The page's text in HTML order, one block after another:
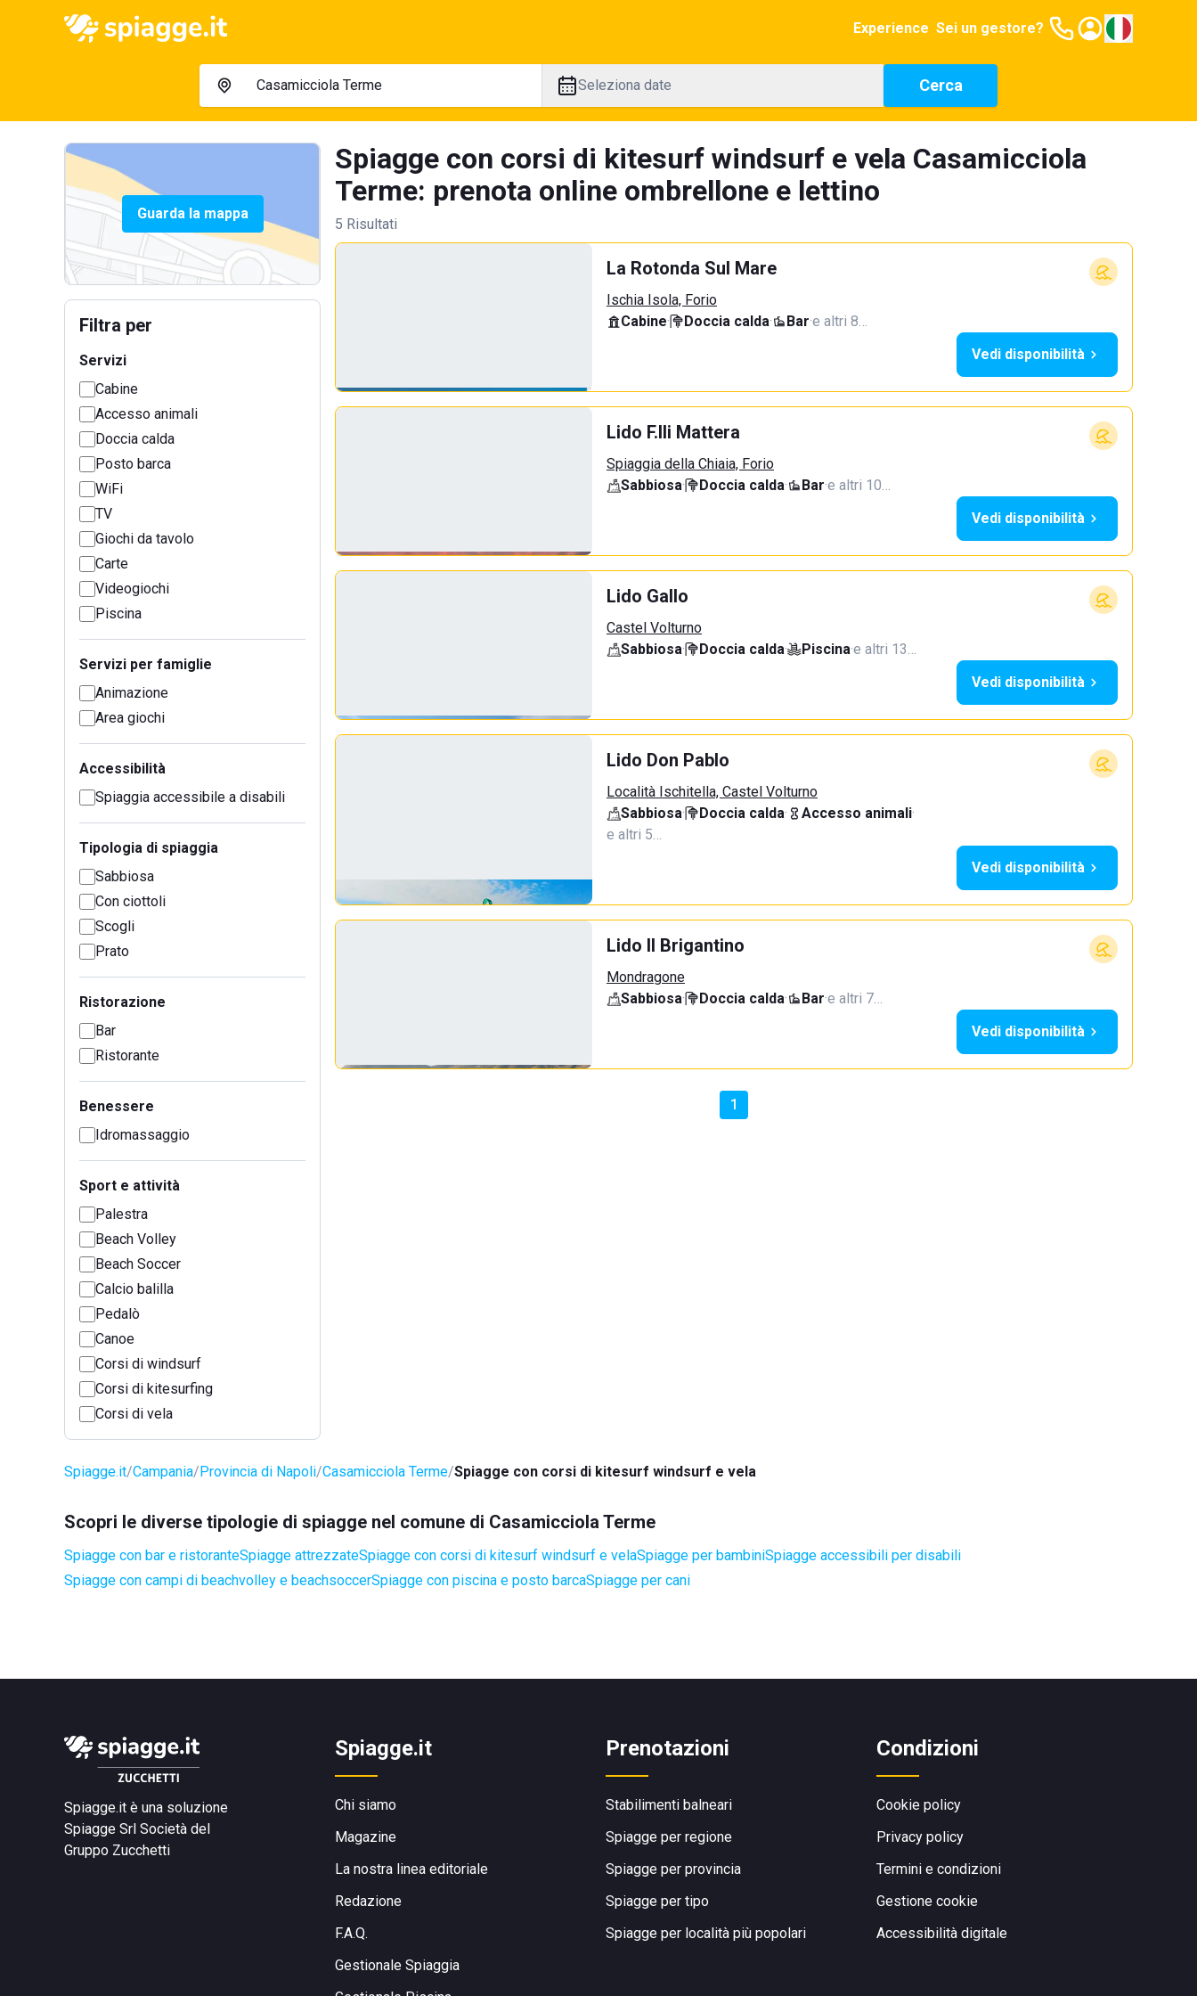
Experience Sei un gestore?
Seleziona date Cerca
Guarda la mappa
Filtra per
Servizi
Cabine
Accesso animali
Doccia calda
Posto barca
WiFi
TV
Giochi da tavolo
Carte
Videogiochi
Piscina
Servizi per famiglie
Animazione
Area giochi
Accessibilità
Spiaggia accessibile a disabili
Tipologia di spiaggia
Sabbiosa
Con ciottoli
Scogli
Prato
Ristorazione
Bar
Ristorante
Benessere
Idromassaggio
Sport e attività
Palestra
Beach Volley
Beach Soccer
Calcio balilla
Pedalò
Canoe
Corsi di windsurf
Corsi di kitesurfing
Corsi di vela
Spiagge con corsi di kitesurf windsurf e vela Casamicciola
Terme: prenota online ombrellone e lettino
5 Risultati
La Rotonda Sul Mare
Ischia Isola, Forio
Cabine· Doccia calda· Bar·e altri 8…
Vedi disponibilità
Lido F.lli Mattera
Spiaggia della Chiaia, Forio
Sabbiosa· Doccia calda· Bar·e altri 10…
Vedi disponibilità
Lido Gallo
Castel Volturno
Sabbiosa· Doccia calda· Piscina·e altri 13…
Vedi disponibilità
Lido Don Pablo
Località Ischitella, Castel Volturno
Sabbiosa· Doccia calda· Accesso animali·
e altri 5…
Vedi disponibilità
Lido Il Brigantino
Mondragone
Sabbiosa· Doccia calda· Bar·e altri 7…
Vedi disponibilità
1
Spiagge.it Campania Provincia di Napoli Casamicciola Terme Spiagge con corsi di kitesurf windsurf e vela
Scopri le diverse tipologie di spiagge nel comune di Casamicciola Terme
Spiagge con bar e ristoranteSpiagge attrezzateSpiagge con corsi di kitesurf windsurf e velaSpiagge per bambiniSpiagge accessibili per disabili
Spiagge con campi di beachvolley e beachsoccerSpiagge con piscina e posto barcaSpiagge per cani
Spiagge.it è una soluzione
Spiagge Srl Società del
Gruppo Zucchetti
Spiagge.it
Chi siamo
Magazine
La nostra linea editoriale
Redazione
F.A.Q.
Gestionale Spiaggia
Prenotazioni
Stabilimenti balneari
Spiagge per regione
Spiagge per provincia
Spiagge per tipo
Spiagge per località più popolari
Condizioni
Cookie policy
Privacy policy
Termini e condizioni
Gestione cookie
Accessibilità digitale